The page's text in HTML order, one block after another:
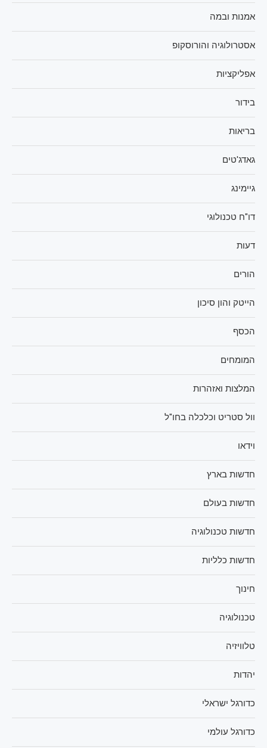
אמנות ובמה
אסטרולוגיה והורוסקופ
אפליקציות
בידור
בריאות
גאדג'טים
גיימינג
דו"ח טכנולוגי
דעות
הורים
הייטק והון סיכון
הכסף
המומחים
המלצות ואזהרות
וול סטריט וכלכלה בחו"ל
וידאו
חדשות בארץ
חדשות בעולם
חדשות טכנולוגיה
חדשות כלליות
חינוך
טכנולוגיה
טלוויזיה
יהדות
כדורגל ישראלי
כדורגל עולמי